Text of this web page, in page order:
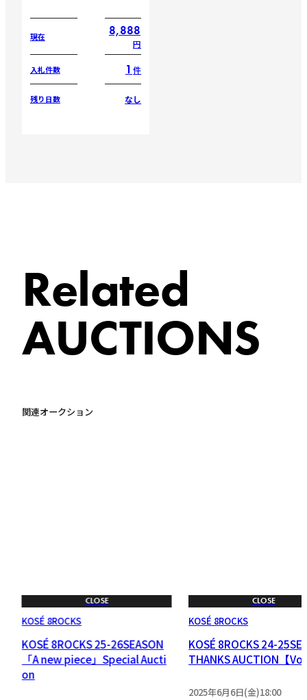
現在 8,888
円
入札件数 1 件
残り日数 なし
Related
AUCTIONS
関連オークション
CLOSE
KOSÉ 8ROCKS
KOSÉ 8ROCKS 25-26SEASON
「A new piece」Special Aucti
on
CLOSE
KOSÉ 8ROCKS
KOSÉ 8ROCKS 24-
THANKS AUCTION【
2025年6月6日(金)18:00